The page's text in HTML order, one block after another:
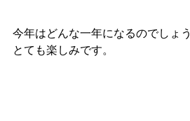
今年はどんな一年になるのでしょう
とても楽しみです。